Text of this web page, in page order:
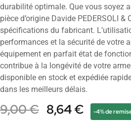
durabilité optimale. Que vous soyez
pièce d’origine Davide PEDERSOLI
spécifications du fabricant.
performances et la sécurité de votre
équipement en parfait état de
contribue à la longévité de votre
disponible en stock et expédiée
dans les meilleurs délais.
9,00€ 8,64€ -4% de